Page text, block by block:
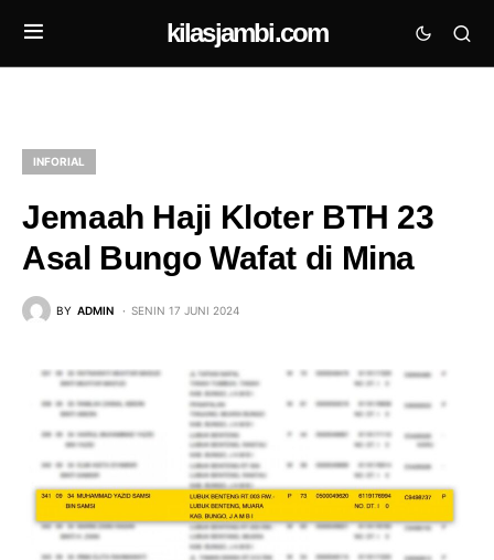
kilasjambi.com
INFORIAL
Jemaah Haji Kloter BTH 23
Asal Bungo Wafat di Mina
BY ADMIN SENIN 17 JUNI 2024